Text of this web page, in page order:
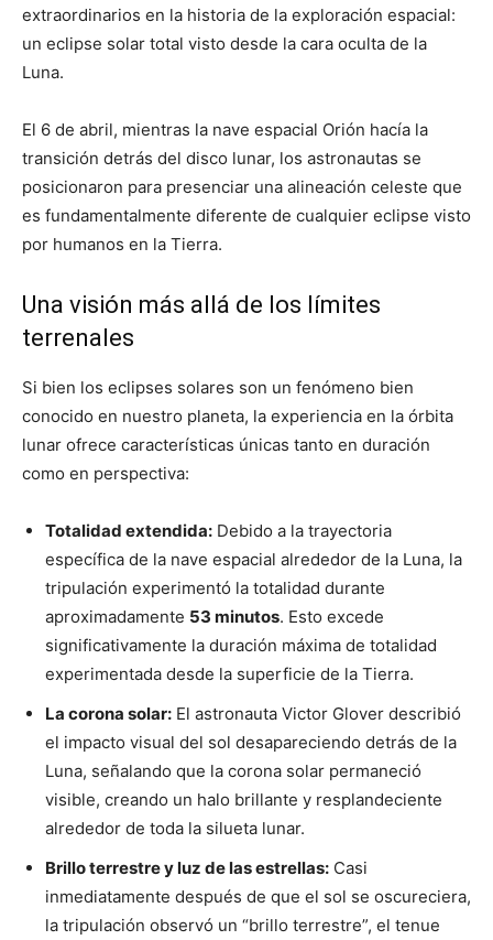
extraordinarios en la historia de la exploración espacial:
un eclipse solar total visto desde la cara oculta de la
Luna.
El 6 de abril, mientras la nave espacial Orión hacía la
transición detrás del disco lunar, los astronautas se
posicionaron para presenciar una alineación celeste que
es fundamentalmente diferente de cualquier eclipse visto
por humanos en la Tierra.
Una visión más allá de los límites
terrenales
Si bien los eclipses solares son un fenómeno bien
conocido en nuestro planeta, la experiencia en la órbita
lunar ofrece características únicas tanto en duración
como en perspectiva:
Totalidad extendida: Debido a la trayectoria
específica de la nave espacial alrededor de la Luna, la
tripulación experimentó la totalidad durante
aproximadamente 53 minutos. Esto excede
significativamente la duración máxima de totalidad
experimentada desde la superficie de la Tierra.
La corona solar: El astronauta Victor Glover describió
el impacto visual del sol desapareciendo detrás de la
Luna, señalando que la corona solar permaneció
visible, creando un halo brillante y resplandeciente
alrededor de toda la silueta lunar.
Brillo terrestre y luz de las estrellas: Casi
inmediatamente después de que el sol se oscureciera,
la tripulación observó un “brillo terrestre”, el tenue